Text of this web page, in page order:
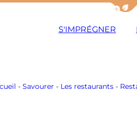
S'IMPRÉGNER
- Savourer - Les restaurants -